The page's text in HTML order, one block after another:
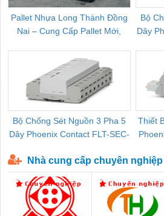
Pallet Nhựa Long Thành Đồng
Nai – Cung Cấp Pallet Mới,
Bộ
Dây
Bộ Chống Sét Nguồn 3 Pha 5
Dây Phoenix Contact FLT-SEC-
Thiết
Nhà cung cấp chuyên nghiệp